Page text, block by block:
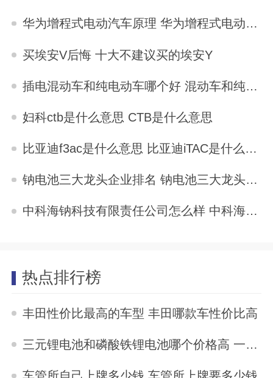
2025-11-04
华为增程式电动汽车原理 华为增程式电动汽车优缺点
买埃安V后悔 十大不建议买的埃安Y
2025-11-03
插电混动车和纯电动车哪个好 混动车和纯电动车哪个好
2025-11-03
妇科ctb是什么意思 CTB是什么意思
2025-11-03
比亚迪f3ac是什么意思 比亚迪iTAC是什么意思
2025-11-03
钠电池三大龙头企业排名 钠电池三大龙头企业
2025-11-03
中科海钠科技有限责任公司怎么样 中科海钠是骗局吗
热点排行榜
丰田性价比最高的车型 丰田哪款车性价比高
2023-04-15
三元锂电池和磷酸铁锂电池哪个价格高 一样价格选三元还是磷酸铁锂
2023-04-09